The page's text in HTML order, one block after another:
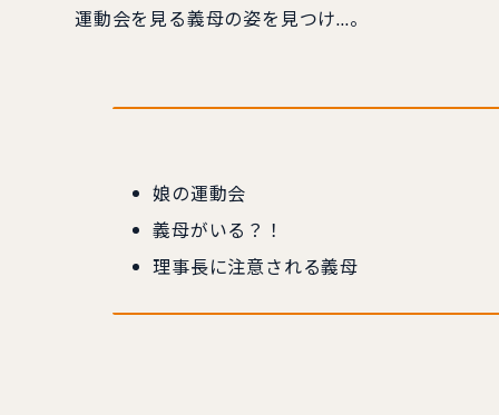
運動会を見る義母の姿を見つけ…。
娘の運動会
義母がいる？！
理事長に注意される義母